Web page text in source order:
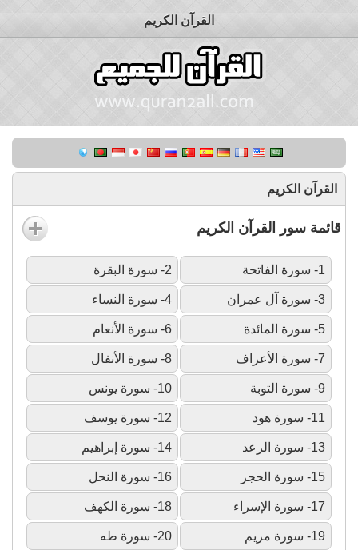
القرآن الكريم
القرآن الكريم
قائمة سور القرآن الكريم
1- سورة الفاتحة 2- سورة البقرة
3- سورة آل عمران 4- سورة النساء
5- سورة المائدة 6- سورة الأنعام
7- سورة الأعراف 8- سورة الأنفال
9- سورة التوبة 10- سورة يونس
11- سورة هود 12- سورة يوسف
13- سورة الرعد 14- سورة إبراهيم
15- سورة الحجر 16- سورة النحل
17- سورة الإسراء 18- سورة الكهف
19- سورة مريم 20- سورة طه